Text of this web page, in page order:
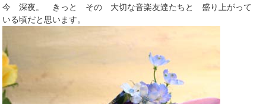
今 深夜。 きっと その 大切な音楽友達たちと 盛り上がって
いる頃だと思います。